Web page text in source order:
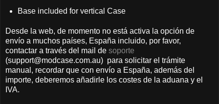
Base included for vertical Case
Desde la web, de momento no está activa la opción de
envío a muchos países, España incluido, por favor,
contactar a través del mail de soporte
(support@modcase.com.au) para solicitar el trámite
manual, recordar que con envío a España, además del
importe, deberemos añadirle los costes de la aduana y el
IVA.